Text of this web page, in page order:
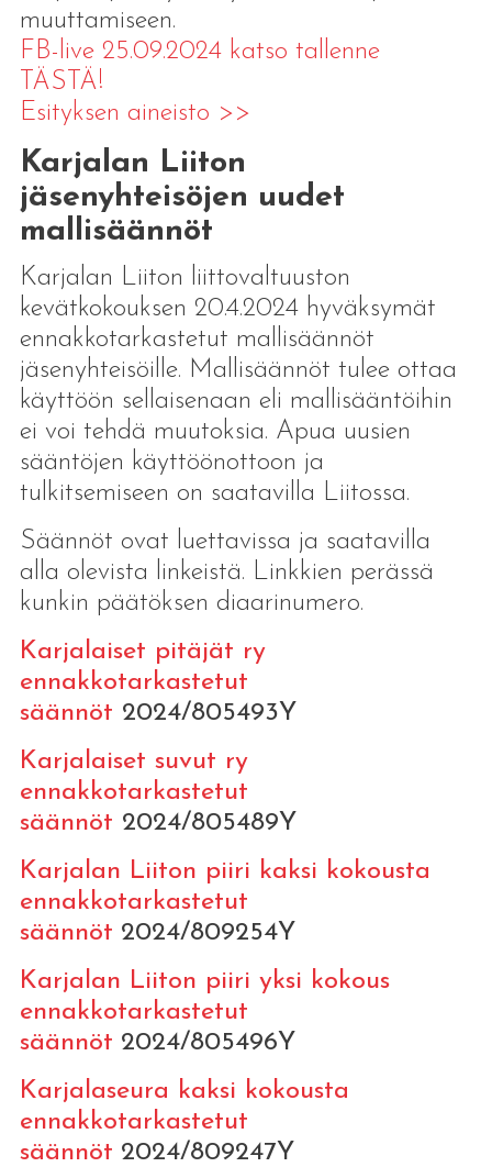
muuttamiseen.
FB-live 25.09.2024 katso tallenne
TÄSTÄ!
Esityksen aineisto >>
Karjalan Liiton
jäsenyhteisöjen uudet
mallisäännöt
Karjalan Liiton liittovaltuuston
kevätkokouksen 20.4.2024 hyväksymät
ennakkotarkastetut mallisäännöt
jäsenyhteisöille. Mallisäännöt tulee ottaa
käyttöön sellaisenaan eli mallisääntöihin
ei voi tehdä muutoksia. Apua uusien
sääntöjen käyttöönottoon ja
tulkitsemiseen on saatavilla Liitossa.
Säännöt ovat luettavissa ja saatavilla
alla olevista linkeistä. Linkkien perässä
kunkin päätöksen diaarinumero.
Karjalaiset pitäjät ry
ennakkotarkastetut
säännöt 2024/805493Y
Karjalaiset suvut ry
ennakkotarkastetut
säännöt 2024/805489Y
Karjalan Liiton piiri kaksi kokousta
ennakkotarkastetut
säännöt 2024/809254Y
Karjalan Liiton piiri yksi kokous
ennakkotarkastetut
säännöt 2024/805496Y
Karjalaseura kaksi kokousta
ennakkotarkastetut
säännöt 2024/809247Y